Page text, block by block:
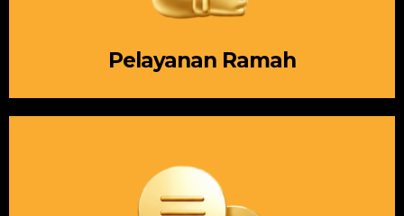
Pelayanan Ramah